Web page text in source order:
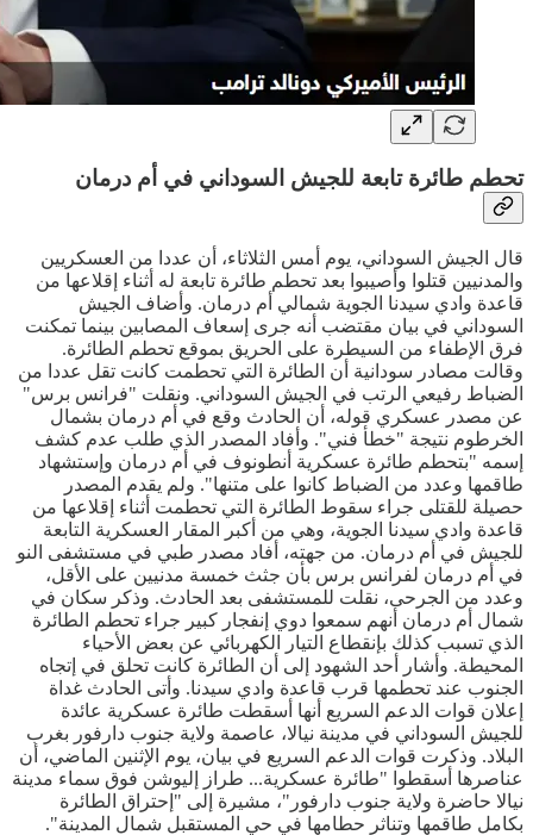
تحطم طائرة تابعة للجيش السوداني في أم درمان
قال الجيش السوداني، يوم أمس الثلاثاء، أن عددا من العسكريين
والمدنيين قتلوا وأصيبوا بعد تحطم طائرة تابعة له أثناء إقلاعها من
قاعدة وادي سيدنا الجوية شمالي أم درمان. وأضاف الجيش
السوداني في بيان مقتضب أنه جرى إسعاف المصابين بينما تمكنت
فرق الإطفاء من السيطرة على الحريق بموقع تحطم الطائرة.
وقالت مصادر سودانية أن الطائرة التي تحطمت كانت تقل عددا من
الضباط رفيعي الرتب في الجيش السوداني. ونقلت "فرانس برس"
عن مصدر عسكري قوله، أن الحادث وقع في أم درمان بشمال
الخرطوم نتيجة "خطأ فني". وأفاد المصدر الذي طلب عدم كشف
إسمه "بتحطم طائرة عسكرية أنطونوف في أم درمان وإستشهاد
طاقمها وعدد من الضباط كانوا على متنها". ولم يقدم المصدر
حصيلة للقتلى جراء سقوط الطائرة التي تحطمت أثناء إقلاعها من
قاعدة وادي سيدنا الجوية، وهي من أكبر المقار العسكرية التابعة
للجيش في أم درمان. من جهته، أفاد مصدر طبي في مستشفى النو
في أم درمان لفرانس برس بأن جثث خمسة مدنيين على الأقل،
وعدد من الجرحى، نقلت للمستشفى بعد الحادث. وذكر سكان في
شمال أم درمان أنهم سمعوا دوي إنفجار كبير جراء تحطم الطائرة
الذي تسبب كذلك بإنقطاع التيار الكهربائي عن بعض الأحياء
المحيطة. وأشار أحد الشهود إلى أن الطائرة كانت تحلق في إتجاه
الجنوب عند تحطمها قرب قاعدة وادي سيدنا. وأتى الحادث غداة
إعلان قوات الدعم السريع أنها أسقطت طائرة عسكرية عائدة
للجيش السوداني في مدينة نيالا، عاصمة ولاية جنوب دارفور بغرب
البلاد. وذكرت قوات الدعم السريع في بيان، يوم الإثنين الماضي، أن
عناصرها أسقطوا "طائرة عسكرية... طراز إليوشن فوق سماء مدينة
نيالا حاضرة ولاية جنوب دارفور"، مشيرة إلى "إحتراق الطائرة
بكامل طاقمها وتناثر حطامها في حي المستقبل شمال المدينة".